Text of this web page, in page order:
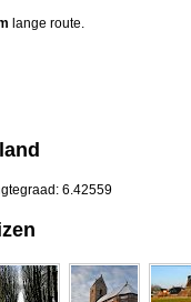
lange route.
6.42559